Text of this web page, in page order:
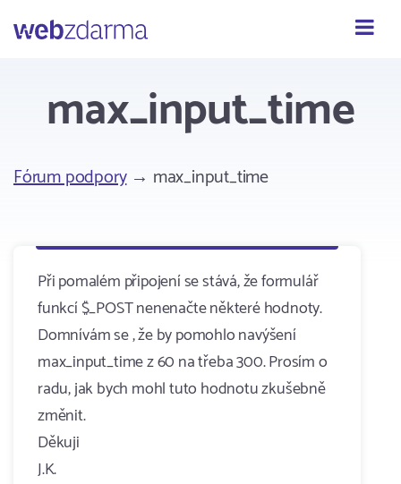
Webzdarma
max_input_time
Fórum podpory→ max_input_time
Při pomalém připojení se stává, že formulář
funkcí $_POST nenenačte některé hodnoty.
Domnívám se , že by pomohlo navýšení
max_input_time z 60 na třeba 300. Prosím o
radu, jak bych mohl tuto hodnotu zkušebně
změnit.
Děkuji
J.K.